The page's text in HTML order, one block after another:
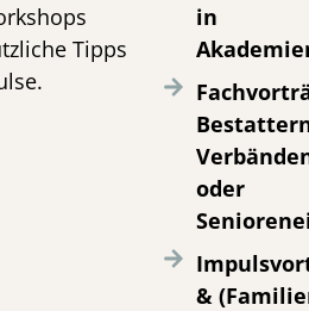
Tipps
in
oder
&